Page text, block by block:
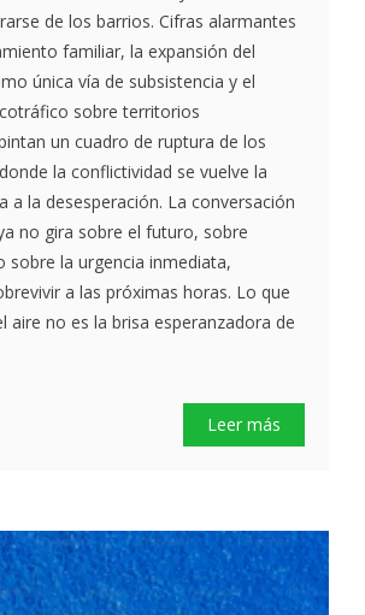
de los barrios. Cifras alarmantes
familiar, la expansión del
única vía de subsistencia y el
sobre territorios
un cuadro de ruptura de los
la conflictividad se vuelve la
a la desesperación. La conversación
no gira sobre el futuro, sobre
sobre la urgencia inmediata,
a las próximas horas. Lo que
aire no es la brisa esperanzadora de
Leer más